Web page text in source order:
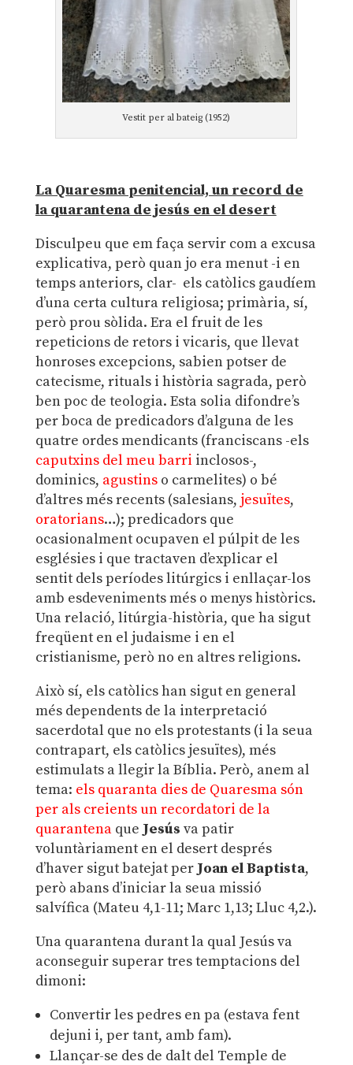
Vestit per al bateig (1952)
La Quaresma penitencial, un record de
la quarantena de jesús en el desert
Disculpeu que em faça servir com a excusa
explicativa, però quan jo era menut -i en
temps anteriors, clar- els catòlics gaudíem
d’una certa cultura religiosa; primària, sí,
però prou sòlida. Era el fruit de les
repeticions de retors i vicaris, que llevat
honroses excepcions, sabien potser de
catecisme, rituals i història sagrada, però
ben poc de teologia. Esta solia difondre’s
per boca de predicadors d’alguna de les
quatre ordes mendicants (franciscans -els
caputxins del meu barri inclosos-,
dominics, agustinso carmelites) o bé
d’altres més recents (salesians, jesuïtes,
oratorians…); predicadors que
ocasionalment ocupaven el púlpit de les
esglésies i que tractaven d’explicar el
sentit dels períodes litúrgics i enllaçar-los
amb esdeveniments més o menys històrics.
Una relació, litúrgia-història, que ha sigut
freqüent en el judaisme i en el
cristianisme, però no en altres religions.
Això sí, els catòlics han sigut en general
més dependents de la interpretació
sacerdotal que no els protestants (i la seua
contrapart, els catòlics jesuïtes), més
estimulats a llegir la Bíblia. Però, anem al
tema: els quaranta dies de Quaresma són
per als creients un recordatori de la
quarantenaque Jesús va patir
voluntàriament en el desert després
d’haver sigut batejat per Joan el Baptista,
però abans d’iniciar la seua missió
salvífica (Mateu 4,1-11; Marc 1,13; Lluc 4,2.).
Una quarantena durant la qual Jesús va
aconseguir superar tres temptacions del
dimoni:
Convertir les pedres en pa (estava fent
dejuni i, per tant, amb fam).
Llançar-se des de dalt del Temple de